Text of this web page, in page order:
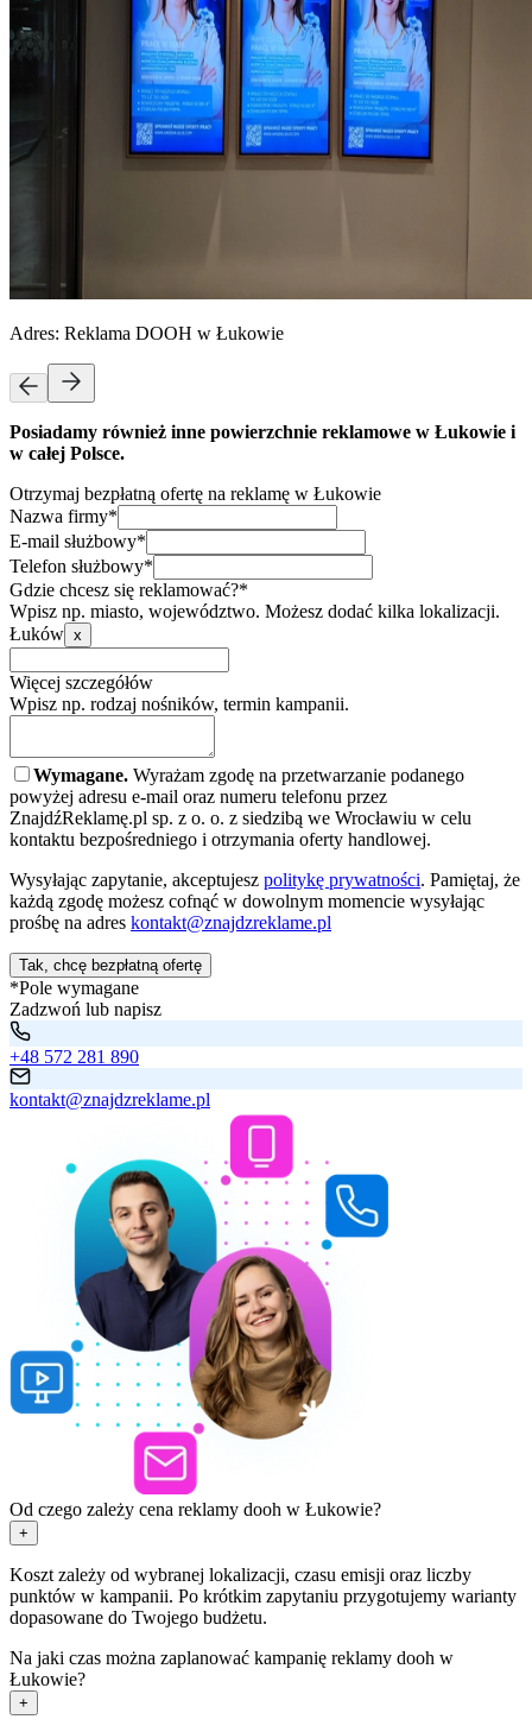
Adres: Reklama DOOH w Łukowie
Posiadamy również inne powierzchnie reklamowe w Łukowie i
w całej Polsce.
Otrzymaj bezpłatną ofertę na reklamę w Łukowie
Nazwa firmy*
E-mail służbowy*
Telefon służbowy*
Gdzie chcesz się reklamować?*
Wpisz np. miasto, województwo. Możesz dodać kilka lokalizacji.
Łuków x
Więcej szczegółów
Wpisz np. rodzaj nośników, termin kampanii.
Wymagane. Wyrażam zgodę na przetwarzanie podanego
powyżej adresu e-mail oraz numeru telefonu przez
ZnajdźReklamę.pl sp. z o. o. z siedzibą we Wrocławiu w celu
kontaktu bezpośredniego i otrzymania oferty handlowej.
Wysyłając zapytanie, akceptujesz politykę prywatności. Pamiętaj, że
każdą zgodę możesz cofnąć w dowolnym momencie wysyłając
prośbę na adres kontakt@znajdzreklame.pl
Tak, chcę bezpłatną ofertę
*Pole wymagane
Zadzwoń lub napisz
+48 572 281 890
kontakt@znajdzreklame.pl
Od czego zależy cena reklamy dooh w Łukowie?
+
Koszt zależy od wybranej lokalizacji, czasu emisji oraz liczby
punktów w kampanii. Po krótkim zapytaniu przygotujemy warianty
dopasowane do Twojego budżetu.
Na jaki czas można zaplanować kampanię reklamy dooh w
Łukowie?
+